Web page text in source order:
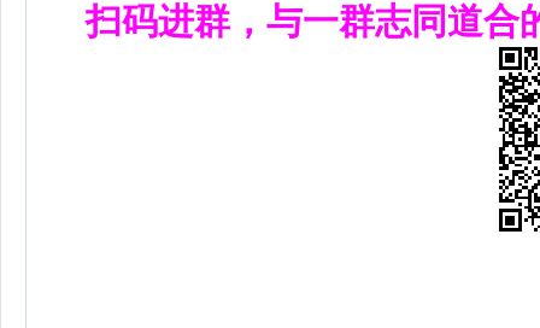
扫码进群，与一群志同道合